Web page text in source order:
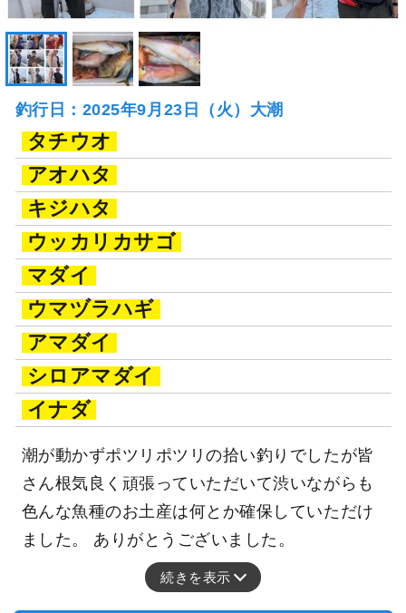
釣行日：2025年9月23日（火）大潮
タチウオ
アオハタ
キジハタ
ウッカリカサゴ
マダイ
ウマヅラハギ
アマダイ
シロアマダイ
イナダ
潮が動かずポツリポツリの拾い釣りでしたが皆
さん根気良く頑張っていただいて渋いながらも
色んな魚種のお土産は何とか確保していただけ
ました。 ありがとうございました。
続きを表示